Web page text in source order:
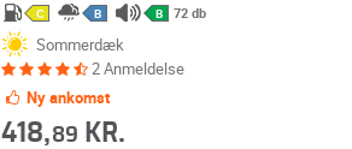
C B B 72 db
Sommerdæk
2 Anmeldelse
Ny ankomst
418,89 KR.